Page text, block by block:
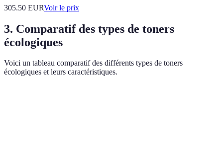
305.50 EURVoir le prix
3. Comparatif des types de toners
écologiques
Voici un tableau comparatif des différents types de toners
écologiques et leurs caractéristiques.